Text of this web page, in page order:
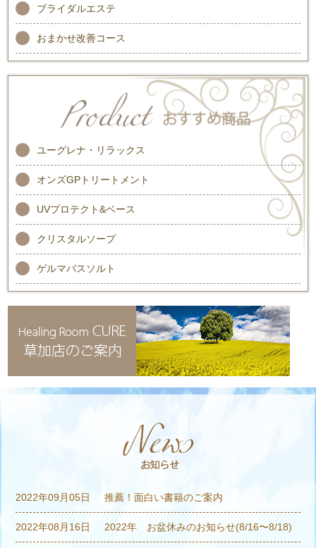
ブライダルエステ
おまかせ改善コース
ユーグレナ・リラックス
オンズGPトリートメント
UVプロテクト&ベース
クリスタルソープ
ゲルマバスソルト
2022年09月05日 推薦！面白い書籍のご案内
2022年08月16日 2022年 お盆休みのお知らせ(8/16〜8/18)